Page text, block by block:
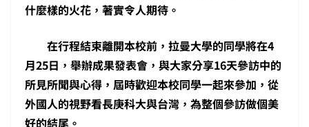
什麼樣的火花，著實令人期待。
在行程結束離開本校前，拉曼大學的同學將在4
月25日，舉辦成果發表會，與大家分享16天參訪中的
所見所聞與心得，屆時歡迎本校同學一起來參加，從
外國人的視野看長庚科大與台灣，為整個參訪做個美
好的結尾。